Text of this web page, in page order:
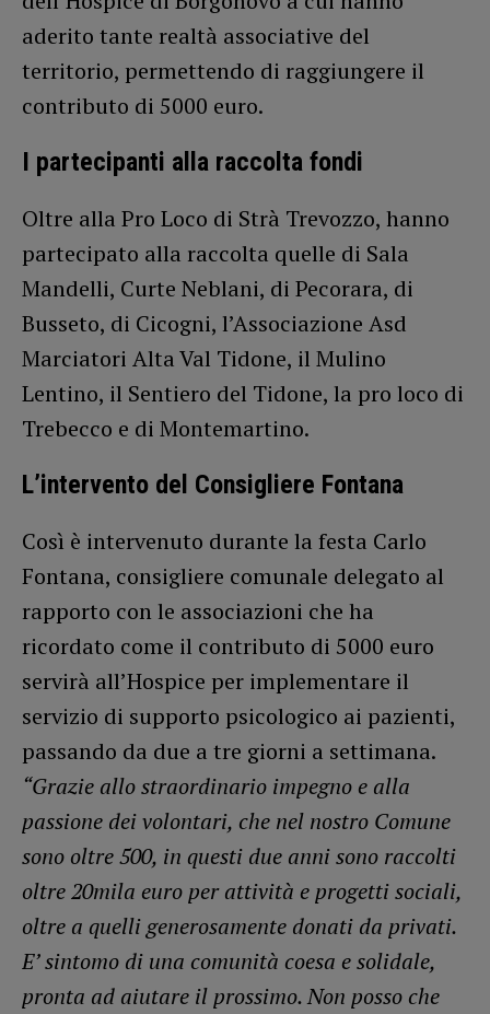
aderito tante realtà associative del
territorio, permettendo di raggiungere il
contributo di 5000 euro.
I partecipanti alla raccolta fondi
Oltre alla Pro Loco di Strà Trevozzo, hanno
partecipato alla raccolta quelle di Sala
Mandelli, Curte Neblani, di Pecorara, di
Busseto, di Cicogni, l’Associazione Asd
Marciatori Alta Val Tidone, il Mulino
Lentino, il Sentiero del Tidone, la pro loco di
Trebecco e di Montemartino.
L’intervento del Consigliere Fontana
Così è intervenuto durante la festa Carlo
Fontana, consigliere comunale delegato al
rapporto con le associazioni che ha
ricordato come il contributo di 5000 euro
servirà all’Hospice per implementare il
servizio di supporto psicologico ai pazienti,
passando da due a tre giorni a settimana.
“Grazie allo straordinario impegno e alla
passione dei volontari, che nel nostro Comune
sono oltre 500, in questi due anni sono raccolti
oltre 20mila euro per attività e progetti sociali,
oltre a quelli generosamente donati da privati.
E’ sintomo di una comunità coesa e solidale,
pronta ad aiutare il prossimo. Non posso che